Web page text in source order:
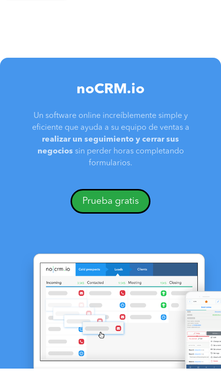
noCRM.io
Un software online increíblemente simple y
eficiente que ayuda a su equipo de ventas a
realizar un seguimiento y cerrar sus
negocios sin perder horas completando
formularios.
Prueba gratis